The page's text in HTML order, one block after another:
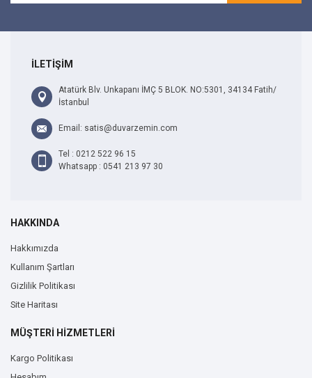
İLETİŞİM
Atatürk Blv. Unkapanı İMÇ 5 BLOK. NO:5301, 34134 Fatih/
İstanbul
Email: satis@duvarzemin.com
Tel : 0212 522 96 15
Whatsapp : 0541 213 97 30
HAKKINDA
Hakkımızda
Kullanım Şartları
Gizlilik Politikası
Site Haritası
MÜŞTERİ HİZMETLERİ
Kargo Politikası